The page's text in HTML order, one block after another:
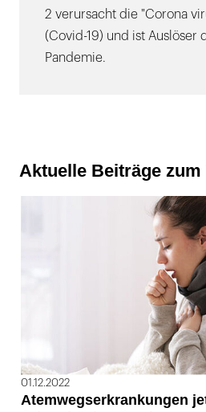
2 verursacht die "Corona
(Covid-19) und ist Auslöser
Pandemie.
Aktuelle Beiträge zum
01.12.2022
Atemwegserkrankungen